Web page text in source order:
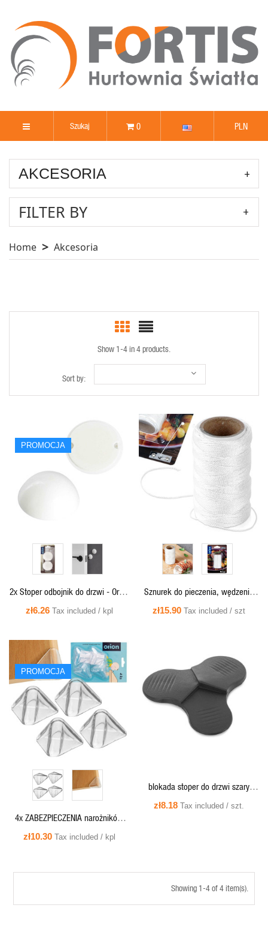
0 PLN
AKCESORIA
FILTER BY
Home Akcesoria
Show 1-4 in 4 products.
Sort by:
PROMOCJA
QUICK VIEW
2x Stoper odbojnik do drzwi - Orion
810453
zł6.26 Tax included / kpl
QUICK VIEW
Sznurek do pieczenia, wędzenia
żaroodporny 60 m - 530925 Orion
zł15.90 Tax included / szt
PROMOCJA
QUICK VIEW
4x ZABEZPIECZENIA narożników
stołów SILIKONOWE
zł10.30 Tax included / kpl
QUICK VIEW
blokada stoper do drzwi szary
12x12x1,8 cm 810465
zł8.18 Tax included / szt.
Showing 1-4 of 4 item(s).